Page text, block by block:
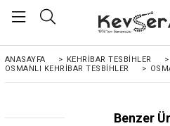
ANASAYFA > KEHRIBAR TESBIHLER
>
OSMANLI KEHRİBAR TESBİHLER
>
Benzer